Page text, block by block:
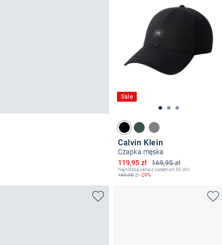
Sale
Calvin Klein
Czapka męska
169,95 zł
Obniżona cena
119,95 zł
Najniższa cena z ostatnich 30 dni:
169,95zł-29%